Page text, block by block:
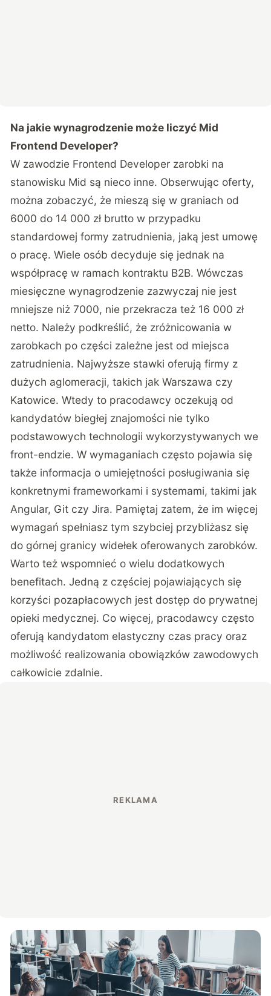
Na jakie wynagrodzenie może liczyć Mid
Frontend Developer?
W zawodzie Frontend Developer zarobki na
stanowisku Mid są nieco inne. Obserwując oferty,
można zobaczyć, że mieszą się w graniach od
6000 do 14 000 zł brutto w przypadku
standardowej formy zatrudnienia, jaką jest umowę
o pracę. Wiele osób decyduje się jednak na
współpracę w ramach kontraktu B2B. Wówczas
miesięczne wynagrodzenie zazwyczaj nie jest
mniejsze niż 7000, nie przekracza też 16 000 zł
netto. Należy podkreślić, że zróżnicowania w
zarobkach po części zależne jest od miejsca
zatrudnienia. Najwyższe stawki oferują firmy z
dużych aglomeracji, takich jak Warszawa czy
Katowice. Wtedy to pracodawcy oczekują od
kandydatów biegłej znajomości nie tylko
podstawowych technologii wykorzystywanych we
front-endzie. W wymaganiach często pojawia się
także informacja o umiejętności posługiwania się
konkretnymi frameworkami i systemami, takimi jak
Angular, Git czy Jira. Pamiętaj zatem, że im więcej
wymagań spełniasz tym szybciej przybliżasz się
do górnej granicy widełek oferowanych zarobków.
Warto też wspomnieć o wielu dodatkowych
benefitach. Jedną z częściej pojawiających się
korzyści pozapłacowych jest dostęp do prywatnej
opieki medycznej. Co więcej, pracodawcy często
oferują kandydatom elastyczny czas pracy oraz
możliwość realizowania obowiązków zawodowych
całkowicie zdalnie.